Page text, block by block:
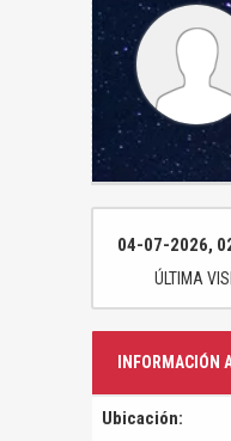
04-07-2026,
ÚLTIMA
INFORMACIÓN
Ubicación: